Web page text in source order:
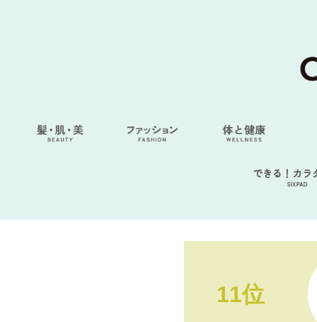
できる！カラ
SIXPAD
11位